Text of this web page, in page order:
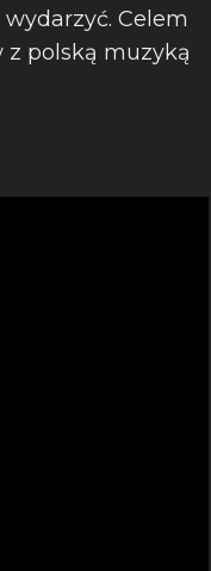
Celem
z polską muzyką